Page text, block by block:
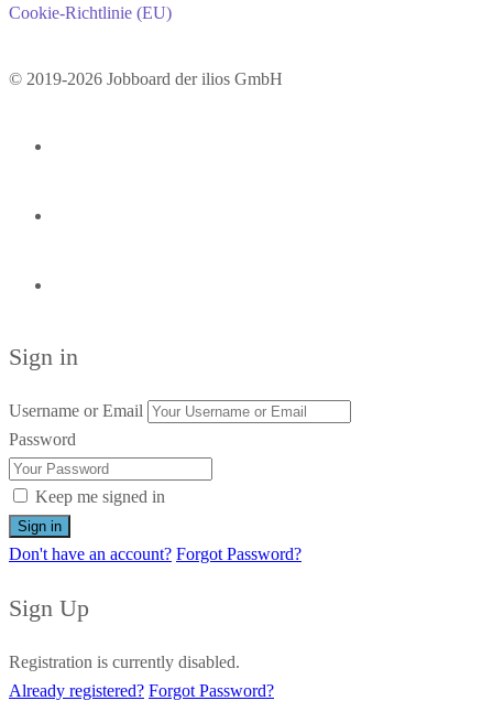
Cookie-Richtlinie (EU)
© 2019-2026 Jobboard der ilios GmbH
Sign in
Username or Email
Password
Keep me signed in
Don't have an account? Forgot Password?
Sign Up
Registration is currently disabled.
Already registered? Forgot Password?